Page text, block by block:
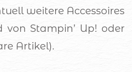
weitere Accessoires
von Stampin’ Up! oder
Artikel).